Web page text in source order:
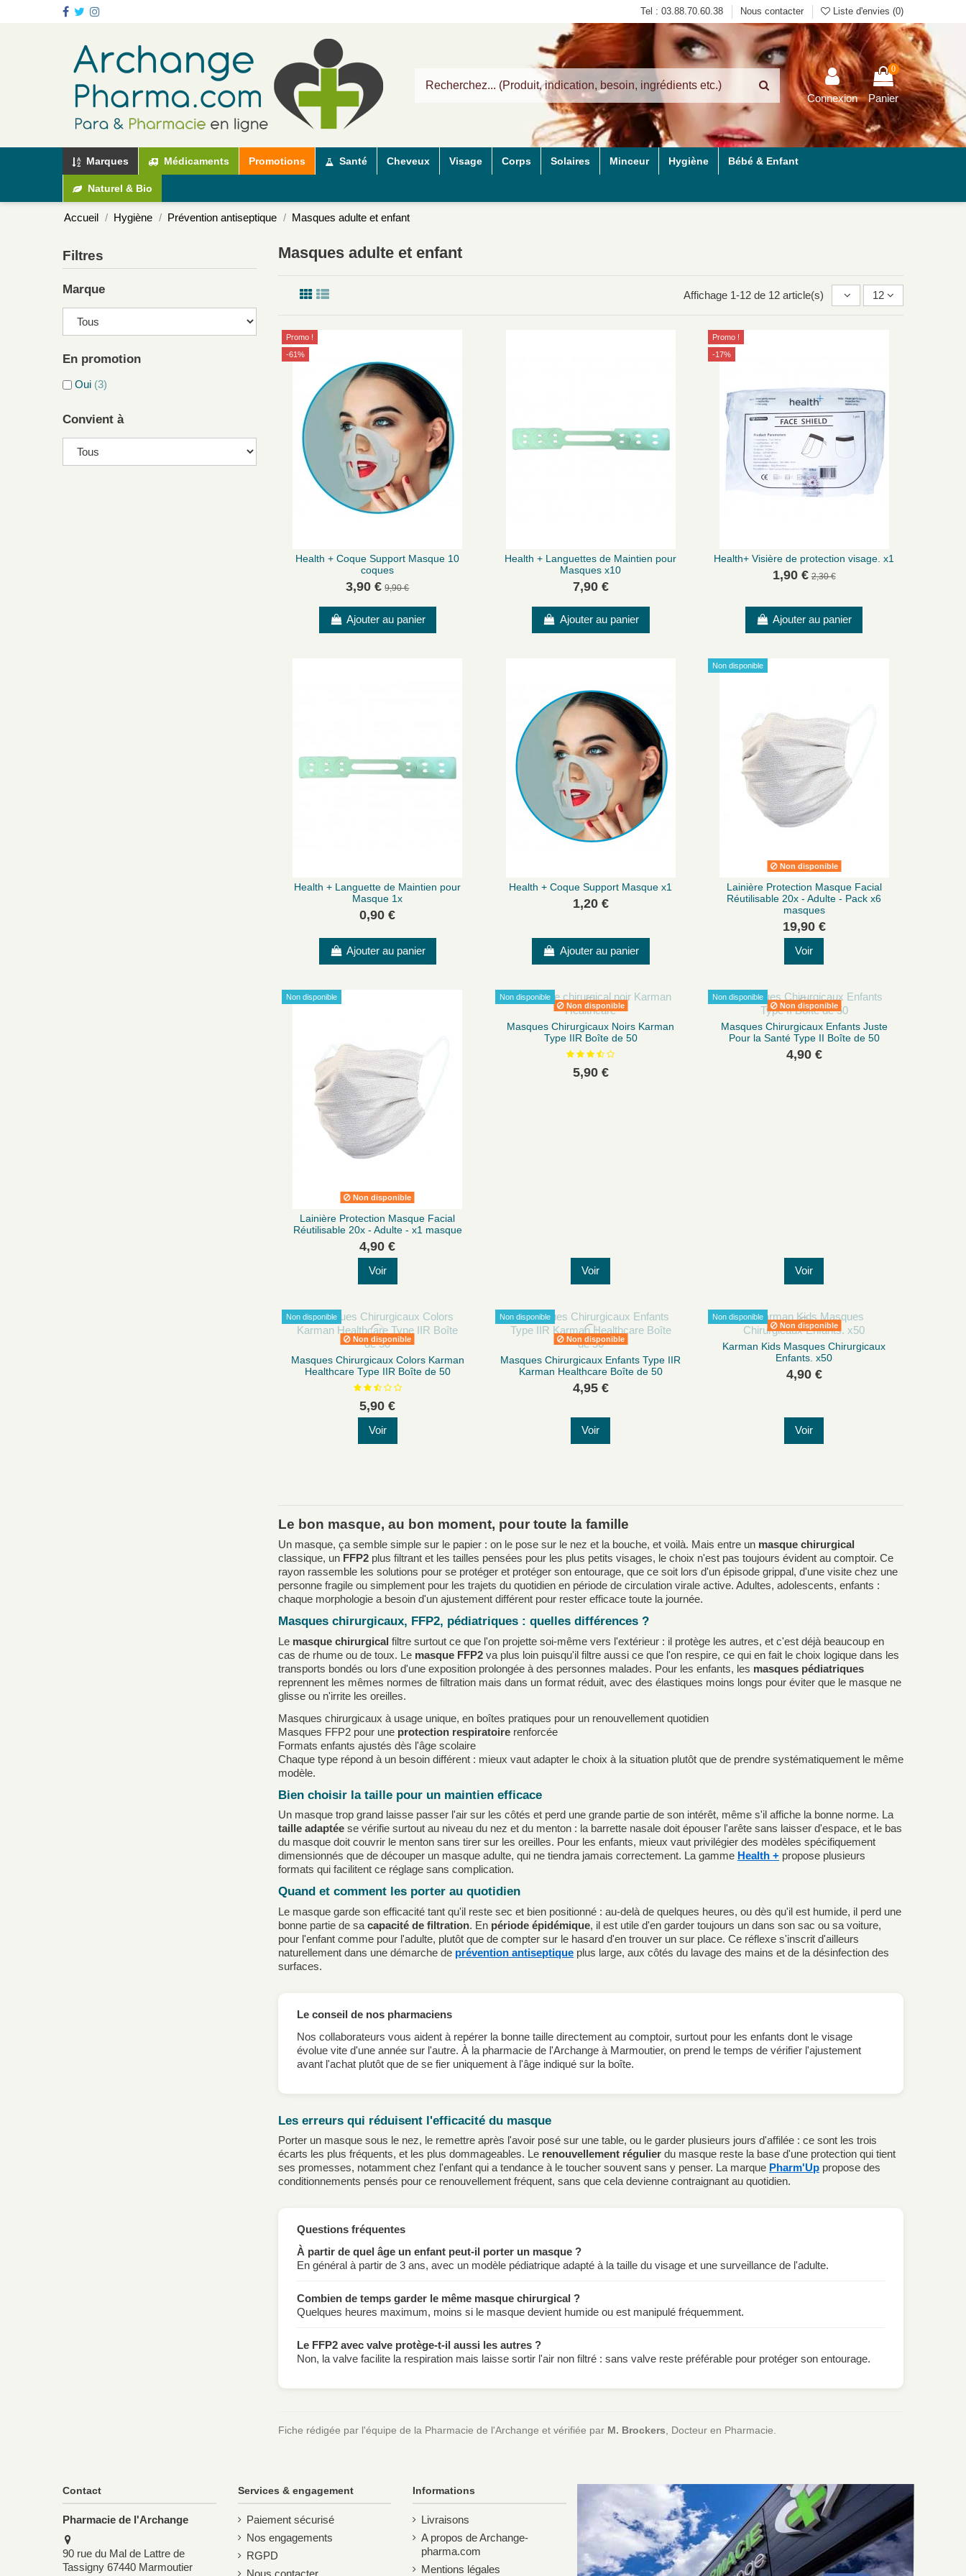
Tel : 03.88.70.60.38 Nous contacter Liste d'envies (0)
Connexion
0
Panier
Marques Médicaments Promotions Santé Cheveux Visage Corps Solaires Minceur Hygiène Bébé & Enfant
Naturel & Bio
Accueil Hygiène Prévention antiseptique Masques adulte et enfant
Masques adulte et enfant
Affichage 1-12 de 12 article(s) 12
Promo !
-61%
Health + Coque Support Masque 10
coques
3,90 € 9,90 €
Ajouter au panier
Health + Languettes de Maintien pour
Masques x10
7,90 €
Ajouter au panier
Promo !
-17%
Health+ Visière de protection visage. x1
1,90 € 2,30 €
Ajouter au panier
Health + Languette de Maintien pour
Masque 1x
0,90 €
Ajouter au panier
Health + Coque Support Masque x1
1,20 €
Ajouter au panier
Non disponible
Non disponible
Lainière Protection Masque Facial
Réutilisable 20x - Adulte - Pack x6
masques
19,90 €
Voir
Non disponible
Non disponible
Lainière Protection Masque Facial
Réutilisable 20x - Adulte - x1 masque
4,90 €
Voir
Non disponible
Non disponible
Masques Chirurgicaux Noirs Karman
Type IIR Boîte de 50
5,90 €
Voir
Non disponible
Non disponible
Masques Chirurgicaux Enfants Juste
Pour la Santé Type II Boîte de 50
4,90 €
Voir
Non disponible
Non disponible
Masques Chirurgicaux Colors Karman
Healthcare Type IIR Boîte de 50
5,90 €
Voir
Non disponible
Non disponible
Masques Chirurgicaux Enfants Type IIR
Karman Healthcare Boîte de 50
4,95 €
Voir
Non disponible
Non disponible
Karman Kids Masques Chirurgicaux
Enfants. x50
4,90 €
Voir
Le bon masque, au bon moment, pour toute la famille
Un masque, ça semble simple sur le papier : on le pose sur le nez et la bouche, et voilà. Mais entre un masque chirurgical
classique, un FFP2 plus filtrant et les tailles pensées pour les plus petits visages, le choix n'est pas toujours évident au comptoir. Ce
rayon rassemble les solutions pour se protéger et protéger son entourage, que ce soit lors d'un épisode grippal, d'une visite chez une
personne fragile ou simplement pour les trajets du quotidien en période de circulation virale active. Adultes, adolescents, enfants :
chaque morphologie a besoin d'un ajustement différent pour rester efficace toute la journée.
Masques chirurgicaux, FFP2, pédiatriques : quelles différences ?
Le masque chirurgical filtre surtout ce que l'on projette soi-même vers l'extérieur : il protège les autres, et c'est déjà beaucoup en
cas de rhume ou de toux. Le masque FFP2 va plus loin puisqu'il filtre aussi ce que l'on respire, ce qui en fait le choix logique dans les
transports bondés ou lors d'une exposition prolongée à des personnes malades. Pour les enfants, les masques pédiatriques
reprennent les mêmes normes de filtration mais dans un format réduit, avec des élastiques moins longs pour éviter que le masque ne
glisse ou n'irrite les oreilles.
Masques chirurgicaux à usage unique, en boîtes pratiques pour un renouvellement quotidien
Masques FFP2 pour une protection respiratoire renforcée
Formats enfants ajustés dès l'âge scolaire
Chaque type répond à un besoin différent : mieux vaut adapter le choix à la situation plutôt que de prendre systématiquement le même
modèle.
Bien choisir la taille pour un maintien efficace
Un masque trop grand laisse passer l'air sur les côtés et perd une grande partie de son intérêt, même s'il affiche la bonne norme. La
taille adaptée se vérifie surtout au niveau du nez et du menton : la barrette nasale doit épouser l'arête sans laisser d'espace, et le bas
du masque doit couvrir le menton sans tirer sur les oreilles. Pour les enfants, mieux vaut privilégier des modèles spécifiquement
dimensionnés que de découper un masque adulte, qui ne tiendra jamais correctement. La gamme Health + propose plusieurs
formats qui facilitent ce réglage sans complication.
Quand et comment les porter au quotidien
Le masque garde son efficacité tant qu'il reste sec et bien positionné : au-delà de quelques heures, ou dès qu'il est humide, il perd une
bonne partie de sa capacité de filtration. En période épidémique, il est utile d'en garder toujours un dans son sac ou sa voiture,
pour l'enfant comme pour l'adulte, plutôt que de compter sur le hasard d'en trouver un sur place. Ce réflexe s'inscrit d'ailleurs
naturellement dans une démarche de prévention antiseptique plus large, aux côtés du lavage des mains et de la désinfection des
surfaces.
Le conseil de nos pharmaciens
Nos collaborateurs vous aident à repérer la bonne taille directement au comptoir, surtout pour les enfants dont le visage
évolue vite d'une année sur l'autre. À la pharmacie de l'Archange à Marmoutier, on prend le temps de vérifier l'ajustement
avant l'achat plutôt que de se fier uniquement à l'âge indiqué sur la boîte.
Les erreurs qui réduisent l'efficacité du masque
Porter un masque sous le nez, le remettre après l'avoir posé sur une table, ou le garder plusieurs jours d'affilée : ce sont les trois
écarts les plus fréquents, et les plus dommageables. Le renouvellement régulier du masque reste la base d'une protection qui tient
ses promesses, notamment chez l'enfant qui a tendance à le toucher souvent sans y penser. La marque Pharm'Up propose des
conditionnements pensés pour ce renouvellement fréquent, sans que cela devienne contraignant au quotidien.
Questions fréquentes
À partir de quel âge un enfant peut-il porter un masque ?
En général à partir de 3 ans, avec un modèle pédiatrique adapté à la taille du visage et une surveillance de l'adulte.
Combien de temps garder le même masque chirurgical ?
Quelques heures maximum, moins si le masque devient humide ou est manipulé fréquemment.
Le FFP2 avec valve protège-t-il aussi les autres ?
Non, la valve facilite la respiration mais laisse sortir l'air non filtré : sans valve reste préférable pour protéger son entourage.
Fiche rédigée par l'équipe de la Pharmacie de l'Archange et vérifiée par M. Brockers, Docteur en Pharmacie.
Filtres
Marque
En promotion
Oui (3)
Convient à
Contact
Pharmacie de l'Archange
90 rue du Mal de Lattre de
Tassigny 67440 Marmoutier
Services & engagement
Paiement sécurisé
Nos engagements
RGPD
Nous contacter
Informations
Livraisons
A propos de Archange-
pharma.com
Mentions légales